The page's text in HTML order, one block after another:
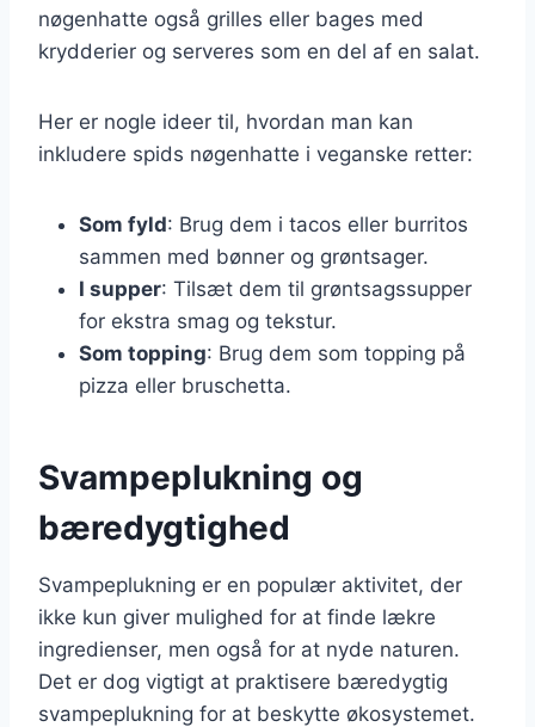
nøgenhatte også grilles eller bages med
krydderier og serveres som en del af en salat.
Her er nogle ideer til, hvordan man kan
inkludere spids nøgenhatte i veganske retter:
Som fyld: Brug dem i tacos eller burritos
sammen med bønner og grøntsager.
I supper: Tilsæt dem til grøntsagssupper
for ekstra smag og tekstur.
Som topping: Brug dem som topping på
pizza eller bruschetta.
Svampeplukning og
bæredygtighed
Svampeplukning er en populær aktivitet, der
ikke kun giver mulighed for at finde lækre
ingredienser, men også for at nyde naturen.
Det er dog vigtigt at praktisere bæredygtig
svampeplukning for at beskytte økosystemet.